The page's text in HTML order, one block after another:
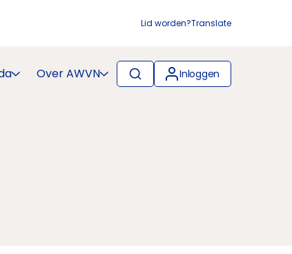
Lid worden?Translate
Over AWVN Inloggen